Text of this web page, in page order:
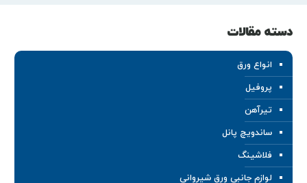
دسته مقالات
انواع ورق
پروفیل
تیرآهن
ساندویچ پانل
فلاشینگ
لوازم جانبی ورق شیروانی